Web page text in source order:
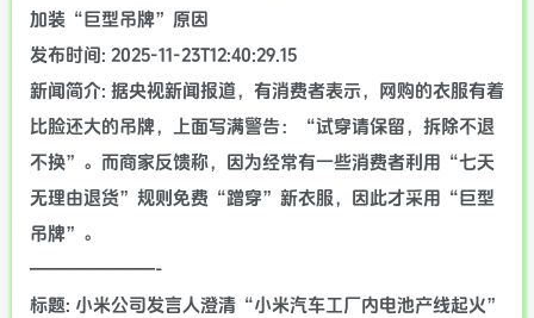
加装“巨型吊牌”原因
发布时间: 2025-11-23T12:40:29.15
新闻简介: 据央视新闻报道，有消费者表示，网购的衣服有着
比脸还大的吊牌，上面写满警告：“试穿请保留，拆除不退
不换”。而商家反馈称，因为经常有一些消费者利用“七天
无理由退货”规则免费“蹭穿”新衣服，因此才采用“巨型
吊牌”。
———————-
标题: 小米公司发言人澄清“小米汽车工厂内电池产线起火”